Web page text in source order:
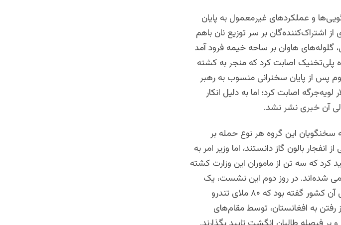
و عملکردهای غیر‌معمول به پایان
بر سر توزیع نان باهم
گلوله‌های هاوان بر ساحه خیمه فرود آمد
پلی‌تخنیک اصابت کرد که منجر به کشته
پس از پایان سخنرانی منسوب به رهبر
لویه‌جرگه اصابت کرد؛ اما به دلیل انکار
آن خبری نشر نشد.
سخنگویان این گروه هر نوع حمله بر
انفجار بالون گاز دانستند، اما وزیر امر به
کرد که سه تن از ماموران این وزارت کشته
شده‌اند. در روز دوم این نشست، یک
خبرنگار پاکستانی در گفت‌وگو با رسانه‌های آن کشور گفته بود که ۸۰ ملای تندرو
رفتن به افغانستان، توسط مقام‌های